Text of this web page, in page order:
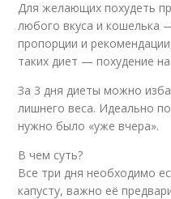
Для желающих похудеть
любого вкуса и кошелька
пропорции и
таких диет — похудение
За 3 дня диеты можно
лишнего веса. Идеально
нужно было «уже вчера».
В чем суть?
Все три дня необходимо
капусту, важно её